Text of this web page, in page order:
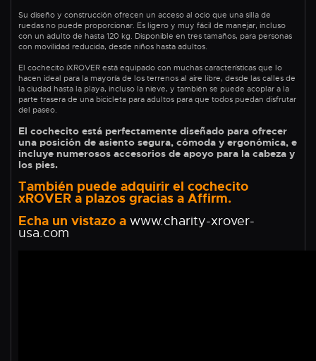
Su diseño y construcción ofrecen un acceso al ocio que una silla de
ruedas no puede proporcionar. Es ligero y muy fácil de manejar, incluso
con un adulto de hasta 120 kg. Disponible en tres tamaños, para personas
con movilidad reducida, desde niños hasta adultos.
El cochecito iXROVER está equipado con muchas características que lo
hacen ideal para la mayoría de los terrenos al aire libre, desde las calles de
la ciudad hasta la playa, incluso la nieve, y también se puede acoplar a la
parte trasera de una bicicleta para adultos para que todos puedan disfrutar
del paseo.
El cochecito está perfectamente diseñado para ofrecer
una posición de asiento segura, cómoda y ergonómica, e
incluye numerosos accesorios de apoyo para la cabeza y
los pies.
También puede adquirir el cochecito
xROVER a plazos gracias a Affirm.
Echa un vistazo a www.charity-xrover-
usa.com